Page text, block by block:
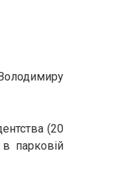
(20
парковій